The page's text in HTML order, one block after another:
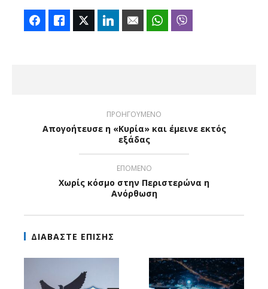
FacebookLike Twitter LinkedIn Email WhatsApp
ΠΡΟΗΓΟΥΜΕΝΟ
Απογοήτευσε η «Κυρία» και έμεινε εκτός
εξάδας
ΕΠΟΜΕΝΟ
Χωρίς κόσμο στην Περιστερώνα η
Ανόρθωση
ΔΙΑΒΑΣΤΕ ΕΠΙΣΗΣ